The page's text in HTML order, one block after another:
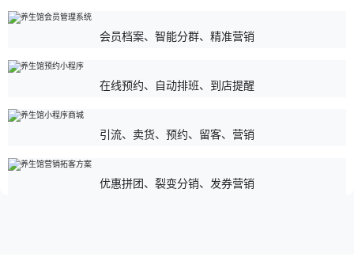
会员档案、智能分群、精准营销
在线预约、自动排班、到店提醒
引流、卖货、预约、留客、营销
优惠拼团、裂变分销、发券营销